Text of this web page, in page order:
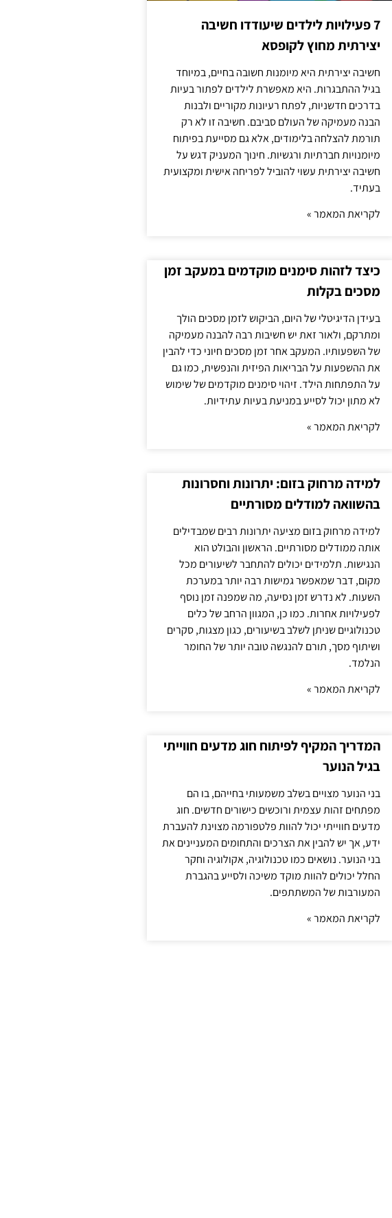
7 פעילויות לילדים שיעודדו חשיבה
יצירתית מחוץ לקופסא
חשיבה יצירתית היא מיומנות חשובה בחיים, במיוחד
בגיל ההתבגרות. היא מאפשרת לילדים לפתור בעיות
בדרכים חדשניות, לפתח רעיונות מקוריים ולבנות
הבנה מעמיקה של העולם סביבם. חשיבה זו לא רק
תורמת להצלחה בלימודים, אלא גם מסייעת בפיתוח
מיומנויות חברתיות ורגשיות. חינוך המעניק דגש על
חשיבה יצירתית עשוי להוביל לפריחה אישית ומקצועית
בעתיד.
לקריאת המאמר »
כיצד לזהות סימנים מוקדמים במעקב זמן
מסכים בקלות
בעידן הדיגיטלי של היום, הביקוש לזמן מסכים הולך
ומתרקם, ולאור זאת יש חשיבות רבה להבנה מעמיקה
של השפעותיו. המעקב אחר זמן מסכים חיוני כדי להבין
את ההשפעות על הבריאות הפיזית והנפשית, כמו גם
על התפתחות הילד. זיהוי סימנים מוקדמים של שימוש
לא מתון יכול לסייע במניעת בעיות עתידיות.
לקריאת המאמר »
למידה מרחוק בזום: יתרונות וחסרונות
בהשוואה למודלים מסורתיים
למידה מרחוק בזום מציעה יתרונות רבים שמבדילים
אותה ממודלים מסורתיים. הראשון והבולט הוא
הנגישות. תלמידים יכולים להתחבר לשיעורים מכל
מקום, דבר שמאפשר גמישות רבה יותר במערכת
השעות. לא נדרש זמן נסיעה, מה שמפנה זמן נוסף
לפעילויות אחרות. כמו כן, המגוון הרחב של כלים
טכנולוגיים שניתן לשלב בשיעורים, כגון מצגות, סקרים
ושיתוף מסך, תורם להנגשה טובה יותר של החומר
הנלמד.
לקריאת המאמר »
המדריך המקיף לפיתוח חוג מדעים חווייתי
בגיל הנוער
בני הנוער מצויים בשלב משמעותי בחייהם, בו הם
מפתחים זהות עצמית ורוכשים כישורים חדשים. חוג
מדעים חווייתי יכול להוות פלטפורמה מצוינת להעברת
ידע, אך יש להבין את הצרכים והתחומים המעניינים את
בני הנוער. נושאים כמו טכנולוגיה, אקולוגיה וחקר
החלל יכולים להוות מוקד משיכה ולסייע בהגברת
המעורבות של המשתתפים.
לקריאת המאמר »